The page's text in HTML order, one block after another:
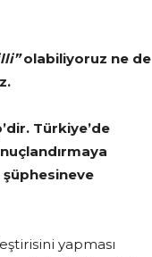
olabiliyoruz ne de
Türkiye’de
şüphesineve
yapması